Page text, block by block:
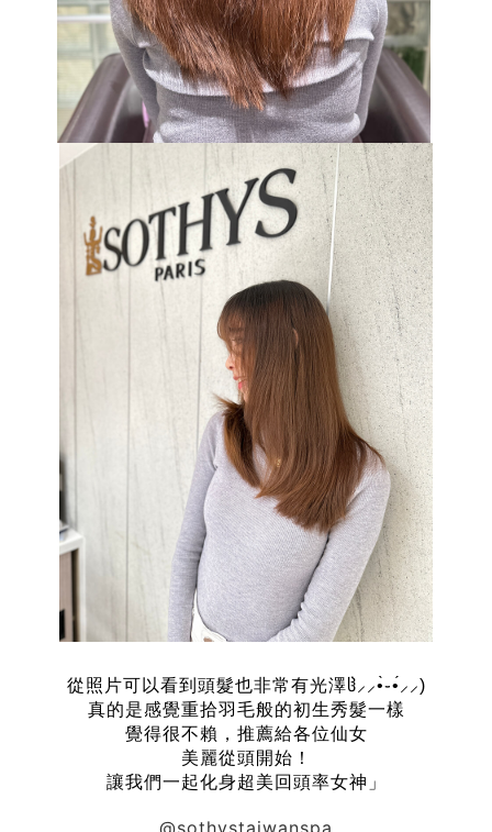
從照片可以看到頭髮也非常有光澤ჱ⸝⸝•̀֊•́⸝⸝)
真的是感覺重拾羽毛般的初生秀髮一樣
覺得很不賴，推薦給各位仙女
美麗從頭開始！
讓我們一起化身超美回頭率女神」
@sothystaiwanspa